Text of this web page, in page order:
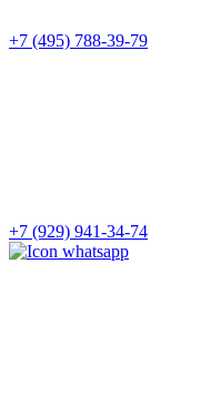
+7 (495) 788-39-79
+7 (929) 941-34-74